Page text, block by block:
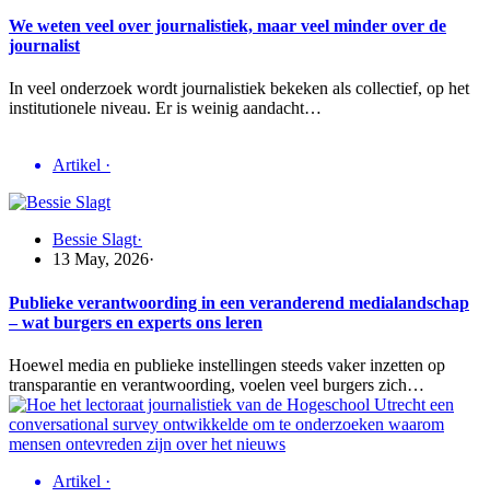
We weten veel over journalistiek, maar veel minder over de
journalist
In veel onderzoek wordt journalistiek bekeken als collectief, op het
institutionele niveau. Er is weinig aandacht…
Artikel ·
Bessie Slagt·
13 May, 2026·
Publieke verantwoording in een veranderend medialandschap
– wat burgers en experts ons leren
Hoewel media en publieke instellingen steeds vaker inzetten op
transparantie en verantwoording, voelen veel burgers zich…
Artikel ·